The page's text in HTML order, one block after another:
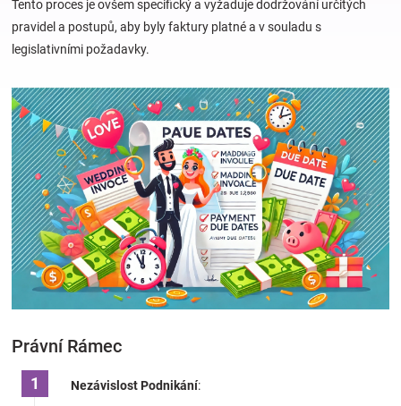
výbava
a
zábava
pro
děti
oblečení
Novinky
Tento proces je ovšem specifický a vyžaduje dodržování určitých
pravidel a postupů, aby byly faktury platné a v souladu s
legislativními požadavky.
Právní Rámec
Nezávislost Podnikání: